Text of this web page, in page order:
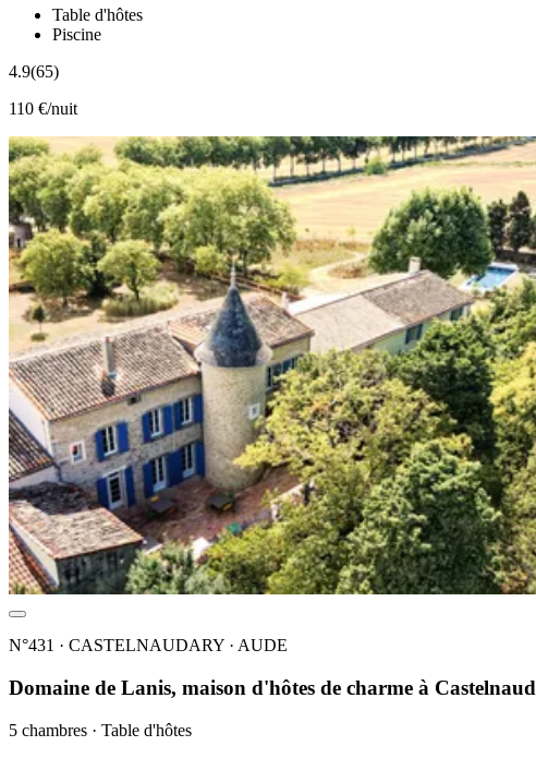
Table d'hôtes
Piscine
4.9(65)
110 €/nuit
N°431 · CASTELNAUDARY · AUDE
Domaine de Lanis, maison d'hôtes de charme à
5 chambres · Table d'hôtes